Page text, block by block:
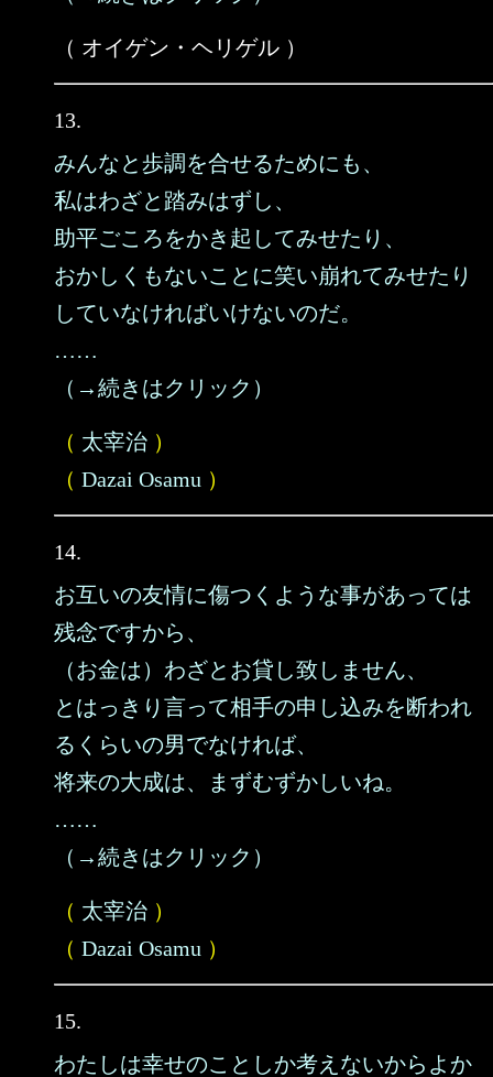
（ オイゲン・ヘリゲル ）
13.
みんなと歩調を合せるためにも、
私はわざと踏みはずし、
助平ごころをかき起してみせたり、
おかしくもないことに笑い崩れてみせたり
していなければいけないのだ。
……
（→続きはクリック）
（ 太宰治 ）
（ Dazai Osamu ）
14.
お互いの友情に傷つくような事があっては
残念ですから、
（お金は）わざとお貸し致しません、
とはっきり言って相手の申し込みを断われ
るくらいの男でなければ、
将来の大成は、まずむずかしいね。
……
（→続きはクリック）
（ 太宰治 ）
（ Dazai Osamu ）
15.
わたしは幸せのことしか考えないからよか